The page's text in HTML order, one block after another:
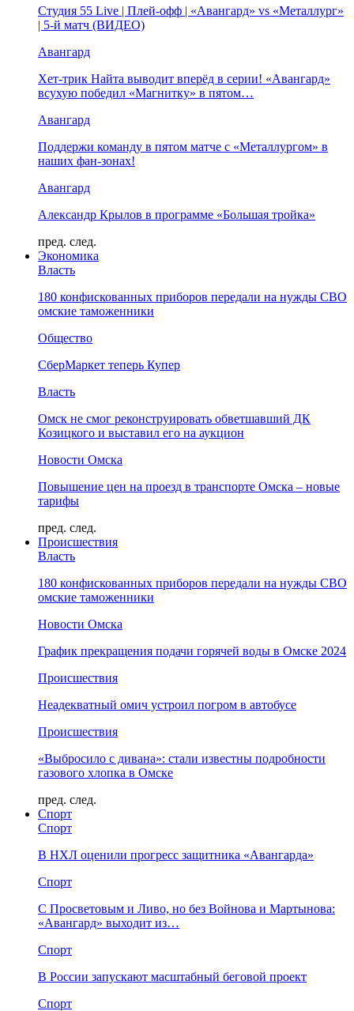
Студия 55 Live | Плей-офф | «Авангард» vs «Металлург»
| 5-й матч (ВИДЕО)
Авангард
Хет-трик Найта выводит вперёд в серии! «Авангард»
всухую победил «Магнитку» в пятом…
Авангард
Поддержи команду в пятом матче с «Металлургом» в
наших фан-зонах!
Авангард
Александр Крылов в программе «Большая тройка»
пред. след.
Экономика
Власть
180 конфискованных приборов передали на нужды СВО
омские таможенники
Общество
СберМаркет теперь Купер
Власть
Омск не смог реконструировать обветшавший ДК
Козицкого и выставил его на аукцион
Новости Омска
Повышение цен на проезд в транспорте Омска – новые
тарифы
пред. след.
Происшествия
Власть
180 конфискованных приборов передали на нужды СВО
омские таможенники
Новости Омска
График прекращения подачи горячей воды в Омске 2024
Происшествия
Неадекватный омич устроил погром в автобусе
Происшествия
«Выбросило с дивана»: стали известны подробности
газового хлопка в Омске
пред. след.
Спорт
Спорт
В НХЛ оценили прогресс защитника «Авангарда»
Спорт
С Просветовым и Ливо, но без Войнова и Мартынова:
«Авангард» выходит из…
Спорт
В России запускают масштабный беговой проект
Спорт